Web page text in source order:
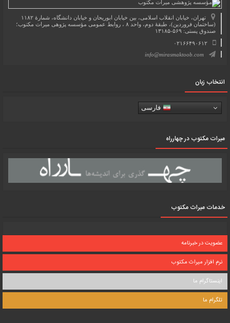
تهران، خیابان انقلاب اسلامی، بین خیابان ابوریحان و خیابان دانشگاه، شمارۀ ۱۱۸۲
(ساختمان فروردین)، طبقۀ دوم، واحد ۸ ، روابط عمومی مؤسسه پژوهی میراث مکتوب؛
صندوق پستی: ۵۶۹-۱۳۱۸۵
۰۲۱۶۶۴۹۰۶۱۲
info@mirasmaktoob.com
انتخاب زبان
فارسی
میرات مکتوب در چهارراه
خدمات میراث مکتوب
عضویت در خبرنامه
نرم افزار میراث مکتوب
اینستاگرام ما
تلگرام ما